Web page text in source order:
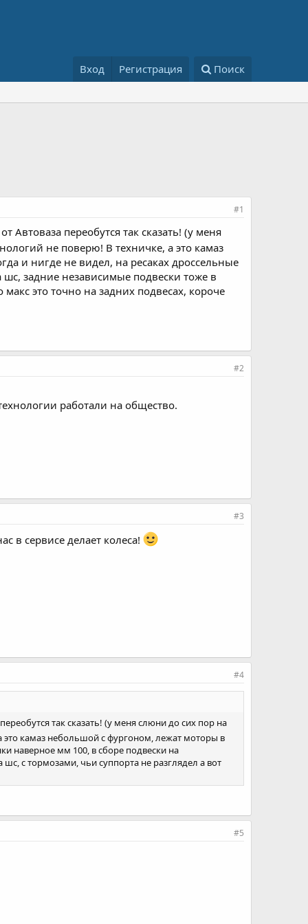
Вход Регистрация Поиск
#1
Автоваза переобутся так сказать! (у меня
не поверю! В техничке, а это камаз
и нигде не видел, на ресаках дроссельные
задние независимые подвески тоже в
это точно на задних подвесах, короче
#2
работали на общество.
#3
в сервисе делает колеса!
#4
так сказать! (у меня слюни до сих пор на
это камаз небольшой с фургоном, лежат моторы в
наверное мм 100, в сборе подвески на
с тормозами, чьи суппорта не разглядел а вот
#5